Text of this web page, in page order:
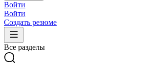
Войти
Войти
Создать резюме
Все разделы